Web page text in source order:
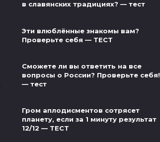
в славянских традициях? — тест
Эти влюблённые знакомы вам?
Проверьте себя — ТЕСТ
Сможете ли вы ответить на все
вопросы о России? Проверьте себя!
— тест
Гром аплодисментов сотрясет
планету, если за 1 минуту результат
12/12 — ТЕСТ